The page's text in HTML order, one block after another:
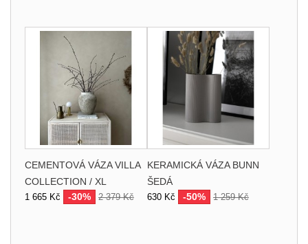
CEMENTOVÁ VÁZA VILLA
COLLECTION / XL
1 665 Kč -30% 2 379 Kč
KERAMICKÁ VÁZA BUNN
ŠEDÁ
630 Kč -50% 1 259 Kč